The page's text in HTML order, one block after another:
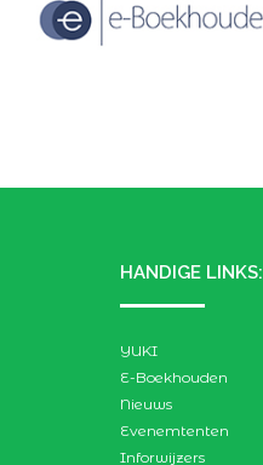
HANDIGE LINKS:
YUKI
E-Boekhouden
Nieuws
Evenemtenten
Inforwijzers